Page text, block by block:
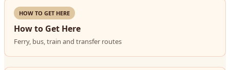
HOW TO GET HERE
How to Get Here
Ferry, bus, train and transfer routes